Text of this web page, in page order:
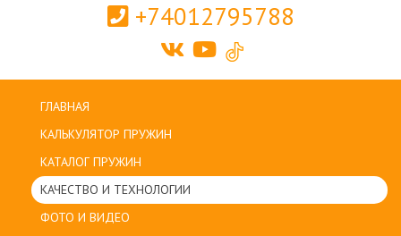
+74012795788
ГЛАВНАЯ
КАЛЬКУЛЯТОР ПРУЖИН
КАТАЛОГ ПРУЖИН
КАЧЕСТВО И ТЕХНОЛОГИИ
ФОТО И ВИДЕО